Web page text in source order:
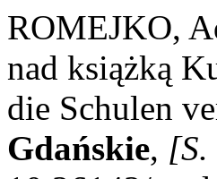
ROMEJKO,
nad książką
die Schulen
Gdańskie,